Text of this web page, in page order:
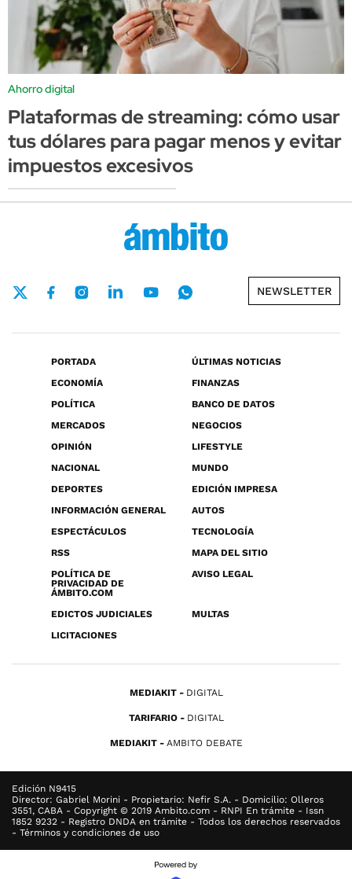
Ahorro digital
Plataformas de streaming: cómo usar
tus dólares para pagar menos y evitar
impuestos excesivos
NEWSLETTER
PORTADA
ÚLTIMAS NOTICIAS
ECONOMÍA
FINANZAS
POLÍTICA
BANCO DE DATOS
MERCADOS
NEGOCIOS
OPINIÓN
LIFESTYLE
NACIONAL
MUNDO
DEPORTES
EDICIÓN IMPRESA
INFORMACIÓN GENERAL
AUTOS
ESPECTÁCULOS
TECNOLOGÍA
RSS
MAPA DEL SITIO
POLÍTICA DE
PRIVACIDAD DE
ÁMBITO.COM
AVISO LEGAL
EDICTOS JUDICIALES
MULTAS
LICITACIONES
MEDIAKIT DIGITAL
TARIFARIO DIGITAL
MEDIAKIT AMBITO DEBATE
Edición N9415
Director: Gabriel Morini - Propietario: Nefir S.A. - Domicilio: Olleros
3551, CABA - Copyright © 2019 Ambito.com - RNPI En trámite - Issn
1852 9232 - Registro DNDA en trámite - Todos los derechos reservados
- Términos y condiciones de uso